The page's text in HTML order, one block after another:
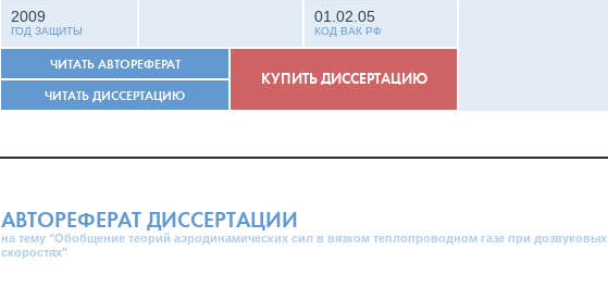
2009
ГОД ЗАЩИТЫ
01.02.05
КОД ВАК РФ
ЧИТАТЬ АВТОРЕФЕРАТ
ЧИТАТЬ ДИССЕРТАЦИЮ
КУПИТЬ ДИССЕРТАЦИЮ
АВТОРЕФЕРАТ ДИССЕРТАЦИИ
на тему "Обобщение теорий аэродинамических сил в вязком теплопроводном газе при дозвуковых
скоростях"